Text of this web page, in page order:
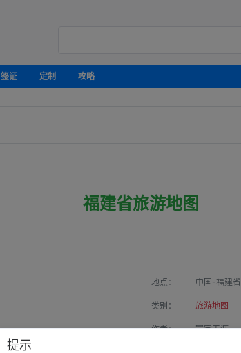
签证 定制
攻略
福建省旅游地图
地点： 中国-福建省
类别： 旅游地图
作者： 寰宇天涯
提示